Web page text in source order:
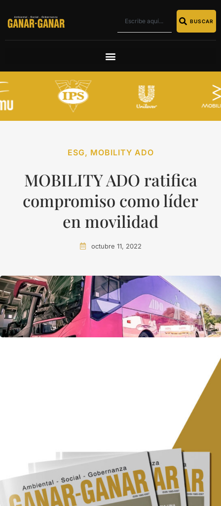
BUSCAR
ESG, MOBILITY ADO
MOBILITY ADO ratifica
compromiso como líder
en movilidad
octubre 11, 2022